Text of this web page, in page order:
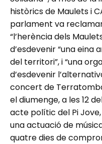
històrics de Maulets i
parlament va
“l’herència dels
d’esdevenir “una eina
del territori”, i “una
d’esdevenir
concert de
el diumenge, a les 12
acte polític del Pi
una actuació de
quatre dies de